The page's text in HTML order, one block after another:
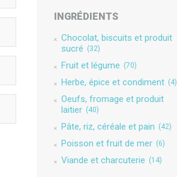
INGRÉDIENTS
Chocolat, biscuits et produit
sucré (32)
Fruit et légume (70)
Herbe, épice et condiment (4)
Oeufs, fromage et produit
laitier (40)
Pâte, riz, céréale et pain (42)
Poisson et fruit de mer (6)
Viande et charcuterie (14)